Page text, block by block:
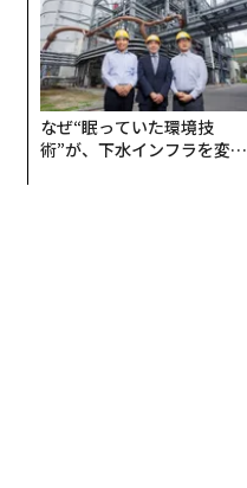
なぜ“眠っていた環境技
術”が、下水インフラを変え